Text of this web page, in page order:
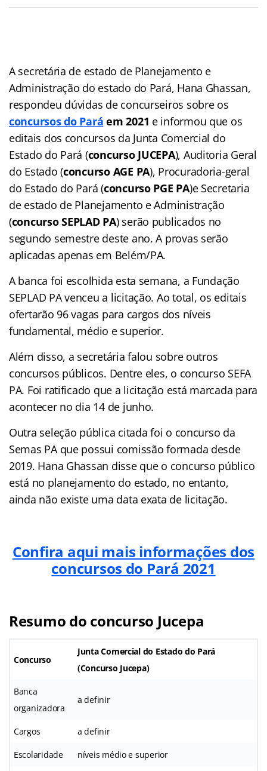
A secretária de estado de Planejamento e
Administração do estado do Pará, Hana Ghassan,
respondeu dúvidas de concurseiros sobre os
concursos do Pará em 2021 e informou que os
editais dos concursos da Junta Comercial do
Estado do Pará (concurso JUCEPA), Auditoria Geral
do Estado (concurso AGE PA), Procuradoria-geral
do Estado do Pará (concurso PGE PA)e Secretaria
de estado de Planejamento e Administração
(concurso SEPLAD PA) serão publicados no
segundo semestre deste ano. A provas serão
aplicadas apenas em Belém/PA.
A banca foi escolhida esta semana, a Fundação
SEPLAD PA venceu a licitação. Ao total, os editais
ofertarão 96 vagas para cargos dos níveis
fundamental, médio e superior.
Além disso, a secretária falou sobre outros
concursos públicos. Dentre eles, o concurso SEFA
PA. Foi ratificado que a licitação está marcada para
acontecer no dia 14 de junho.
Outra seleção pública citada foi o concurso da
Semas PA que possui comissão formada desde
2019. Hana Ghassan disse que o concurso público
está no planejamento do estado, no entanto,
ainda não existe uma data exata de licitação.
Confira aqui mais informações dos
concursos do Pará 2021
Resumo do concurso Jucepa
Concurso
Junta Comercial do Estado do Pará
(Concurso Jucepa)
Banca
organizadora
a definir
Cargos a definir
Escolaridade níveis médio e superior